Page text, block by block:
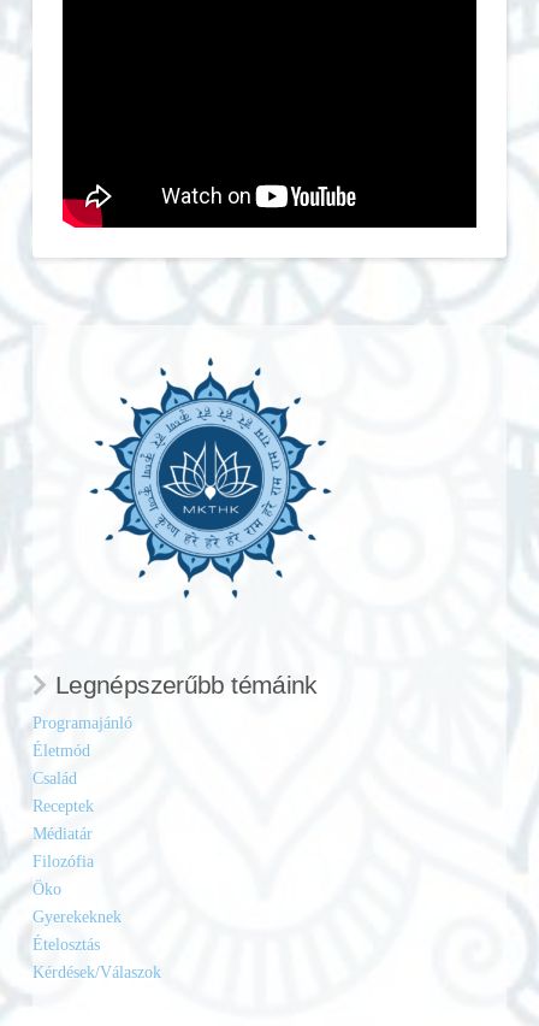
Legnépszerűbb témáink
Programajánló
Életmód
Család
Receptek
Médiatár
Filozófia
Öko
Gyerekeknek
Ételosztás
Kérdések/Válaszok